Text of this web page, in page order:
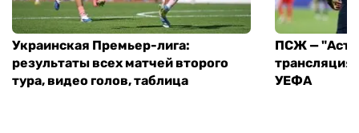
Украинская Премьер-лига:
результаты всех матчей второго
тура, видео голов, таблица
ПСЖ —
трансляция
УЕФА